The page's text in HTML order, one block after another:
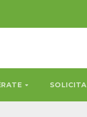
SOLICITA